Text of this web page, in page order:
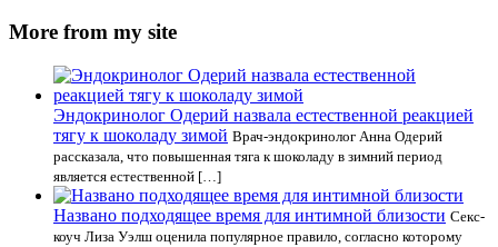
More from my site
Эндокринолог Одерий назвала естественной реакцией
тягу к шоколаду зимой Врач-эндокринолог Анна Одерий
рассказала, что повышенная тяга к шоколаду в зимний период
является естественной […]
Названо подходящее время для интимной близости Секс-
коуч Лиза Уэлш оценила популярное правило, согласно которому